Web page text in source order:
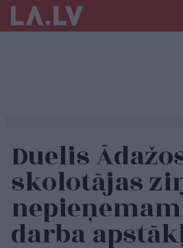
Duelis
skolotājas
darba